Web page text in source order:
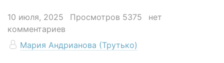
10 июля, 2025 Просмотров 5375
нет
комментариев
Мария Андрианова (Трутько)